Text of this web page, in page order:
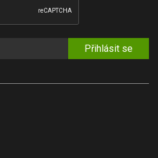
Přihlásit se